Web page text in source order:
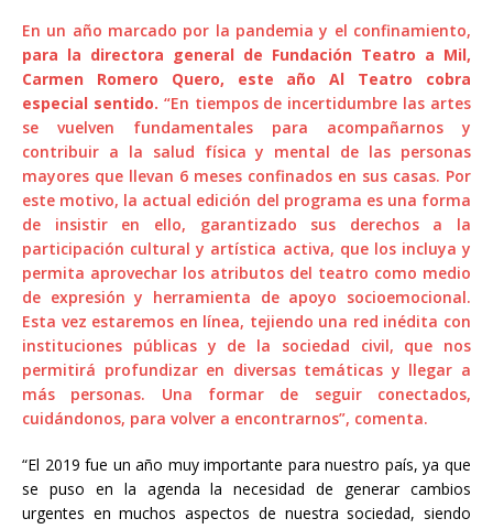
En un año marcado por la pandemia y el confinamiento,
para la directora general de Fundación Teatro a Mil,
Carmen Romero Quero, este año Al Teatro cobra
especial sentido. “En tiempos de incertidumbre las artes
se vuelven fundamentales para acompañarnos y
contribuir a la salud física y mental de las personas
mayores que llevan 6 meses confinados en sus casas. Por
este motivo, la actual edición del programa es una forma
de insistir en ello, garantizado sus derechos a la
participación cultural y artística activa, que los incluya y
permita aprovechar los atributos del teatro como medio
de expresión y herramienta de apoyo socioemocional.
Esta vez estaremos en línea, tejiendo una red inédita con
instituciones públicas y de la sociedad civil, que nos
permitirá profundizar en diversas temáticas y llegar a
más personas. Una formar de seguir conectados,
cuidándonos, para volver a encontrarnos”, comenta.
“El 2019 fue un año muy importante para nuestro país, ya que
se puso en la agenda la necesidad de generar cambios
urgentes en muchos aspectos de nuestra sociedad, siendo